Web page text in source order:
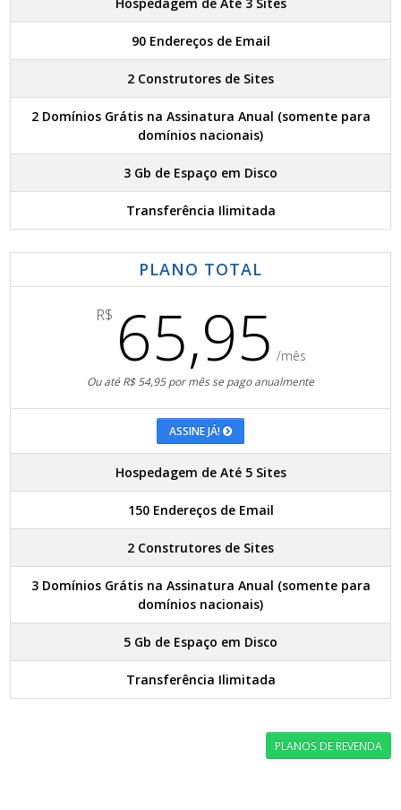
90 Endereços de Email
2 Construtores de Sites
2 Domínios Grátis na Assinatura Anual (somente para
domínios nacionais)
3 Gb de Espaço em Disco
Transferência Ilimitada
PLANO TOTAL
R$ 65,95 /mês
Ou até R$ 54,95 por mês se pago anualmente
ASSINE JÁ!
Hospedagem de Até 5 Sites
150 Endereços de Email
2 Construtores de Sites
3 Domínios Grátis na Assinatura Anual (somente para
domínios nacionais)
5 Gb de Espaço em Disco
Transferência Ilimitada
PLANOS DE REVENDA